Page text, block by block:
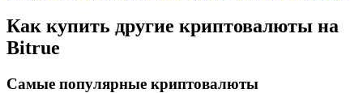
Русский
Как купить другие криптовалюты на
Bitrue
Самые популярные криптовалюты